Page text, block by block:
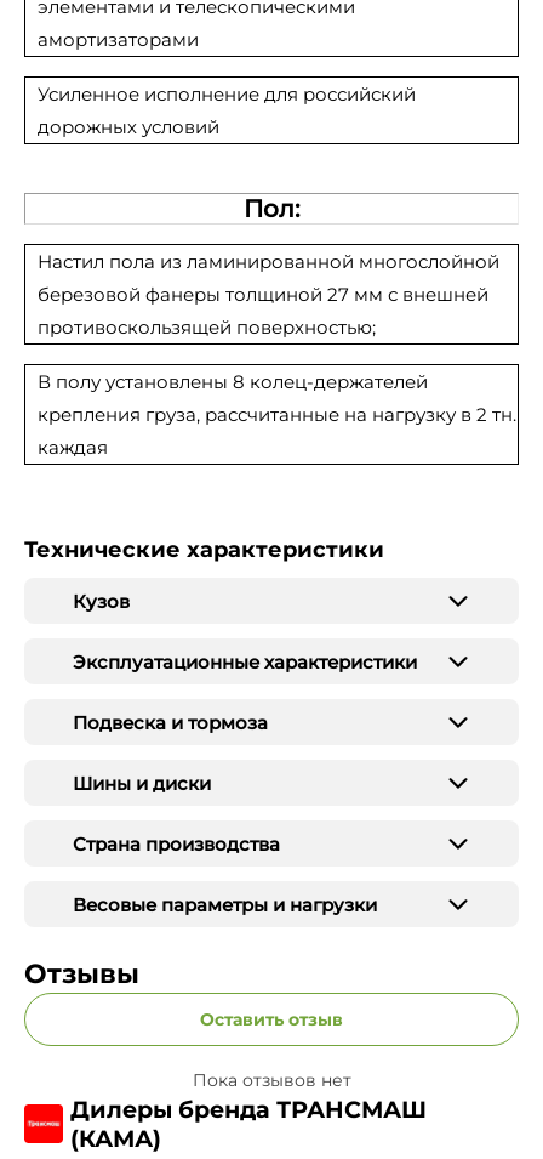
элементами и телескопическими
амортизаторами
Усиленное исполнение для российский
дорожных условий
Пол:
Настил пола из ламинированной многослойной
березовой фанеры толщиной 27 мм с внешней
противоскользящей поверхностью;
В полу установлены 8 колец-держателей
крепления груза, рассчитанные на нагрузку в 2 тн.
каждая
Технические характеристики
Кузов
Эксплуатационные характеристики
Подвеска и тормоза
Шины и диски
Страна производства
Весовые параметры и нагрузки
Отзывы
Оставить отзыв
Пока отзывов нет
Дилеры бренда ТРАНСМАШ
(КАМА)